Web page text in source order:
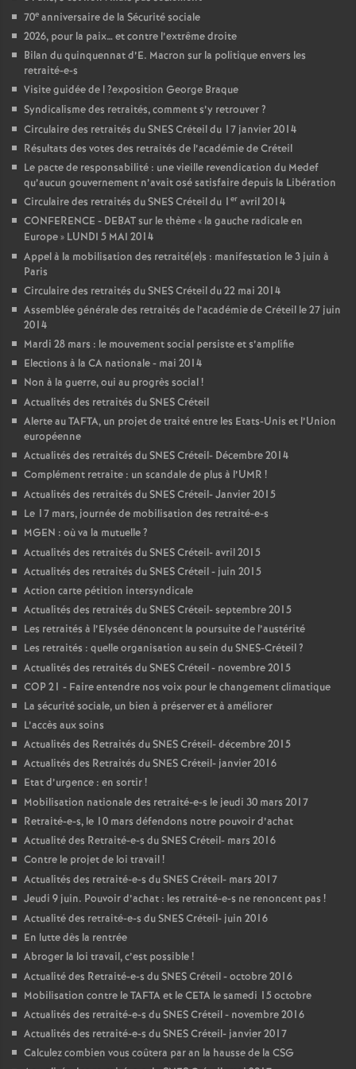
70e anniversaire de la Sécurité sociale
2026, pour la paix… et contre l’extrême droite
Bilan du quinquennat d’E. Macron sur la politique envers les
retraité-e-s
Visite guidée de l?exposition George Braque
Syndicalisme des retraités, comment s’y retrouver?
Circulaire des retraités duSNESCréteil du 17 janvier 2014
Résultats des votes des retraités de l’académie de Créteil
Le pacte de responsabilité : une vieille revendication du Medef
qu’aucun gouvernement n’avait osé satisfaire depuis la Libération
Circulaire des retraités duSNESCréteil du 1 er avril 2014
CONFERENCE - DEBATsur le thème « la gauche radicale en
Europe» LUNDI 5 MAI 2014
Appel à la mobilisation des retraité(e)s : manifestation le 3 juin à
Paris
Circulaire des retraités duSNESCréteil du 22 mai 2014
Assemblée générale des retraités de l’académie de Créteil le 27 juin
2014
Mardi 28 mars : le mouvement social persiste et s’amplifie
Elections à la CA nationale - mai 2014
Non à la guerre, oui au progrès social!
Actualités des retraités duSNESCréteil
Alerte auTAFTA, un projet de traité entre les Etats-Unis et l’Union
européenne
Actualités des retraités duSNESCréteil- Décembre 2014
Complément retraite : un scandale de plus à l’UMR !
Actualités des retraités duSNESCréteil- Janvier 2015
Le 17 mars, journée de mobilisation des retraité-e-s
MGEN : où va la mutuelle?
Actualités des retraités duSNESCréteil- avril 2015
Actualités des retraités duSNESCréteil - juin 2015
Action carte pétition intersyndicale
Actualités des retraités duSNESCréteil- septembre 2015
Les retraités à l’Elysée dénoncent la poursuite de l’austérité
Les retraités : quelle organisation au sein duSNES-Créteil?
Actualités des retraités duSNESCréteil - novembre 2015
COP21 - Faire entendre nos voix pour le changement climatique
La sécurité sociale, un bien à préserver et à améliorer
L’accès aux soins
Actualités des Retraités duSNESCréteil- décembre 2015
Actualités des Retraités duSNESCréteil- janvier 2016
Etat d’urgence : en sortir!
Mobilisation nationale des retraité-e-s le jeudi 30 mars 2017
Retraité-e-s, le 10 mars défendons notre pouvoir d’achat
Actualité des Retraité-e-s duSNESCréteil- mars 2016
Contre le projet de loi travail!
Actualités des retraité-e-s duSNESCréteil- mars 2017
Jeudi 9 juin. Pouvoir d’achat : les retraité-e-s ne renoncent pas !
Actualité des retraité-e-s duSNESCréteil- juin 2016
En lutte dès la rentrée
Abroger la loi travail, c’est possible!
Actualité des Retraité-e-s duSNESCréteil - octobre 2016
Mobilisation contre leTAFTAet leCETA le samedi 15 octobre
Actualités des retraité-e-s duSNESCréteil - novembre 2016
Actualités des retraité-e-s duSNESCréteil- janvier 2017
Calculez combien vous coûtera par an la hausse de la CSG